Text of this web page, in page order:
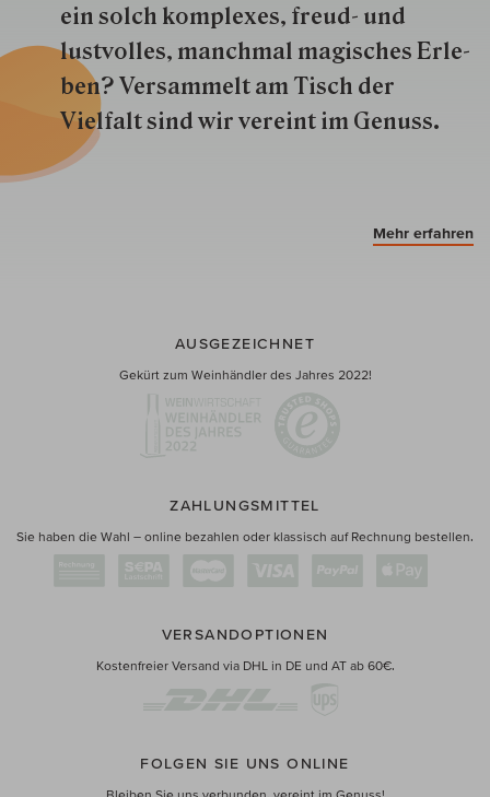
ein solch kom­plexes, freud- und
lustvolles, manchmal ma­gisch­es Er­le­
ben? Versammelt am Tisch der
Vielfalt sind wir ver­eint im Genuss.
Mehr erfahren
AUSGEZEICHNET
Gekürt zum Weinhändler des Jahres 2022!
ZAHLUNGSMITTEL
Sie haben die Wahl – online bezahlen oder klassisch auf Rechnung bestellen.
VERSANDOPTIONEN
Kostenfreier Versand via DHL in DE und AT ab 60€.
FOLGEN SIE UNS ONLINE